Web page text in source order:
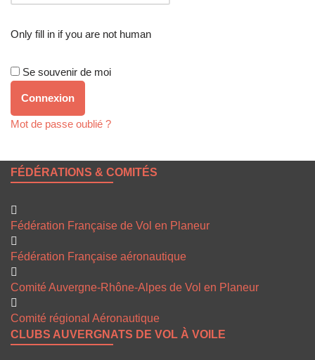
Only fill in if you are not human
Se souvenir de moi
Mot de passe oublié ?
FÉDÉRATIONS & COMITÉS
Fédération Française de Vol en Planeur
Fédération Française aéronautique
Comité Auvergne-Rhône-Alpes de Vol en Planeur
Comité régional Aéronautique
CLUBS AUVERGNATS DE VOL À VOILE